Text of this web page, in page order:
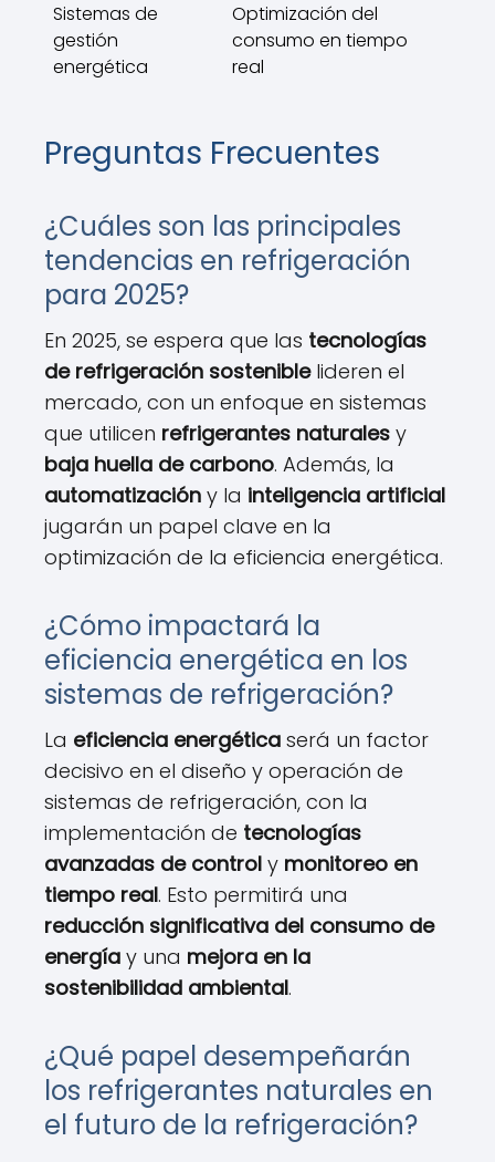
Sistemas de
gestión
energética
Optimización del
consumo en tiempo
real
Preguntas Frecuentes
¿Cuáles son las principales
tendencias en refrigeración
para 2025?
En 2025, se espera que las tecnologías
de refrigeración sosteniblelideren el
mercado, con un enfoque en sistemas
que utilicen refrigerantes naturales y
baja huella de carbono. Además, la
automatización y la inteligencia artificial
jugarán un papel clave en la
optimización de la eficiencia energética.
¿Cómo impactará la
eficiencia energética en los
sistemas de refrigeración?
La eficiencia energética será un factor
decisivo en el diseño y operación de
sistemas de refrigeración, con la
implementación de tecnologías
avanzadas de control y monitoreo en
tiempo real. Esto permitirá una
reducción significativa del consumo de
energía y una mejora en la
sostenibilidad ambiental.
¿Qué papel desempeñarán
los refrigerantes naturales en
el futuro de la refrigeración?